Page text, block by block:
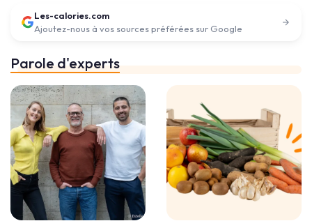
Les-calories.com
Ajoutez-nous à vos sources préférées sur Google
Parole d'experts